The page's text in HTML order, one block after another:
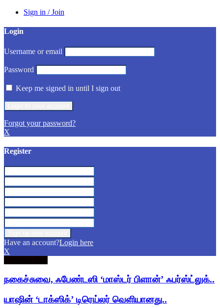
Sign in / Join
Login
Username or email
Password
Keep me signed in until I sign out
Forgot your password?
X
Register
Have an account?Login here
X
நகைச்சுவை, ஃபேண்டஸி ‘மாஸ்டர் பிளான்’ ஃபர்ஸ்ட்லுக்..
யாஷின் ‘டாக்ஸிக்’ டிரெய்லர் வெளியானது..